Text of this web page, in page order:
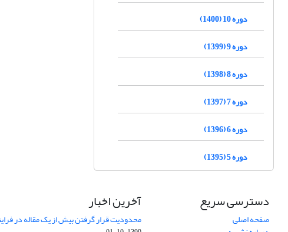
دوره 10 (1400)
دوره 9 (1399)
دوره 8 (1398)
دوره 7 (1397)
دوره 6 (1396)
دوره 5 (1395)
دسترسی سریع
صفحه اصلی
آخرین اخبار
محدودیت قرار گرفتن بیش از یک مقاله در